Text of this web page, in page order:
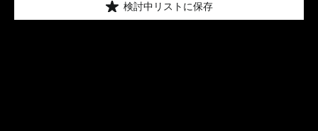
検討中リストに保存